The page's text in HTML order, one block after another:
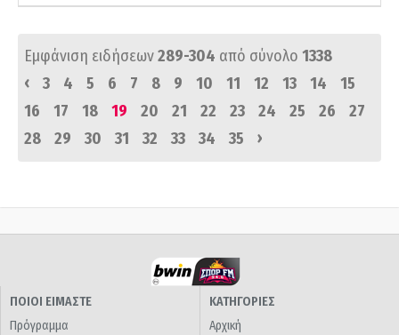
Εμφάνιση ειδήσεων289-304 από σύνολο 1338
‹
3 4 5 6 7 8 9 10 11 12 13 14
15
16
17 18 19 20 21 22 23 24 25 26
27
28
29 30 31 32 33 34 35 ›
ΠΟΙΟΙ ΕΙΜΑΣΤΕ
Πρόγραμμα
ΚΑΤΗΓΟΡΙΕΣ
Αρχική